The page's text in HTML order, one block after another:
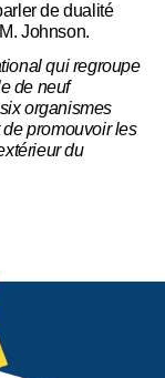
de dualité
Johnson.
qui regroupe
de neuf
organismes
promouvoir les
du